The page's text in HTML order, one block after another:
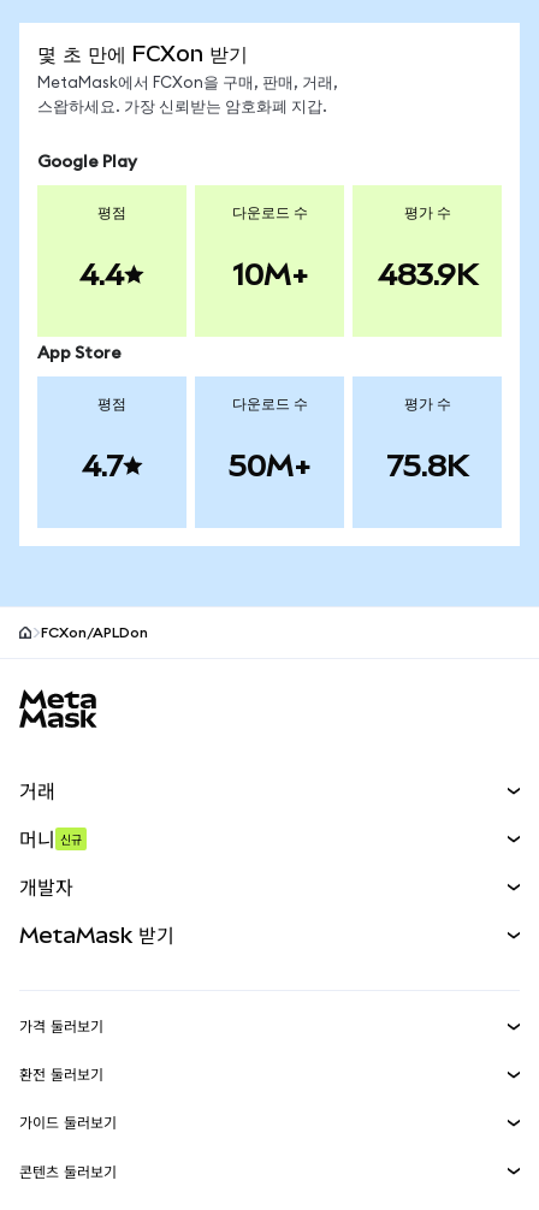
몇 초 만에 FCXon 받기
MetaMask에서 FCXon을 구매, 판매, 거래,
스왑하세요. 가장 신뢰받는 암호화폐 지갑.
Google Play
평점
4.4
다운로드 수
10M+
평가 수
483.9K
App Store
평점
4.7
다운로드 수
50M+
평가 수
75.8K
FCXon/APLDon
거래
무기한 선물
실물자산
머니 신규
개발자
MetaMask Connect
Snaps
웹3 서비스
MetaMask 받기
보안
고객 지원
가격 둘러보기
이더리움 가격
솔라나 가격
환전 둘러보기
ETH를 USD로 환전
USDT를 INR로 환전
가이드 둘러보기
ETH 매수
콘텐츠 둘러보기